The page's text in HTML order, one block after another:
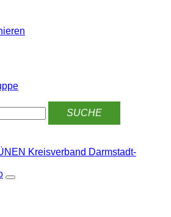
Kreisverband Darmstadt-